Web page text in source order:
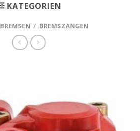
KATEGORIEN
BREMSEN / BREMSZANGEN